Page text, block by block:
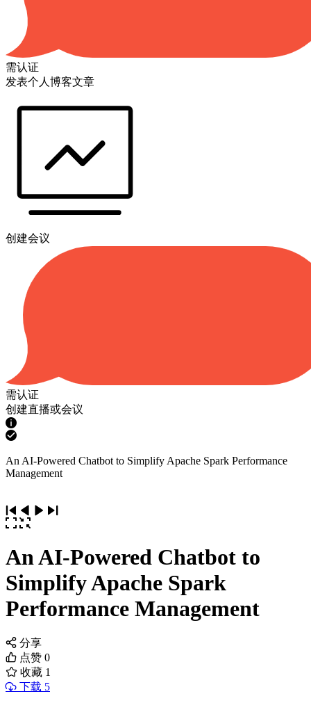
需认证
发表个人博客文章
创建会议
需认证
创建直播或会议
An AI-Powered Chatbot to Simplify Apache Spark Performance
Management
An AI-Powered Chatbot to
Simplify Apache Spark
Performance Management
分享
点赞 0
收藏 1
下载 5